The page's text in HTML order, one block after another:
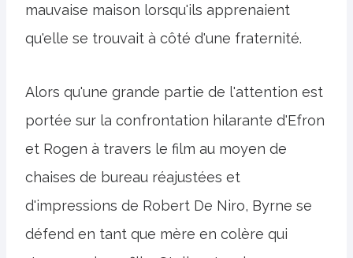
mauvaise maison lorsqu'ils apprenaient
qu'elle se trouvait à côté d'une fraternité.
Alors qu'une grande partie de l'attention est
portée sur la confrontation hilarante d'Efron
et Rogen à travers le film au moyen de
chaises de bureau réajustées et
d'impressions de Robert De Niro, Byrne se
défend en tant que mère en colère qui